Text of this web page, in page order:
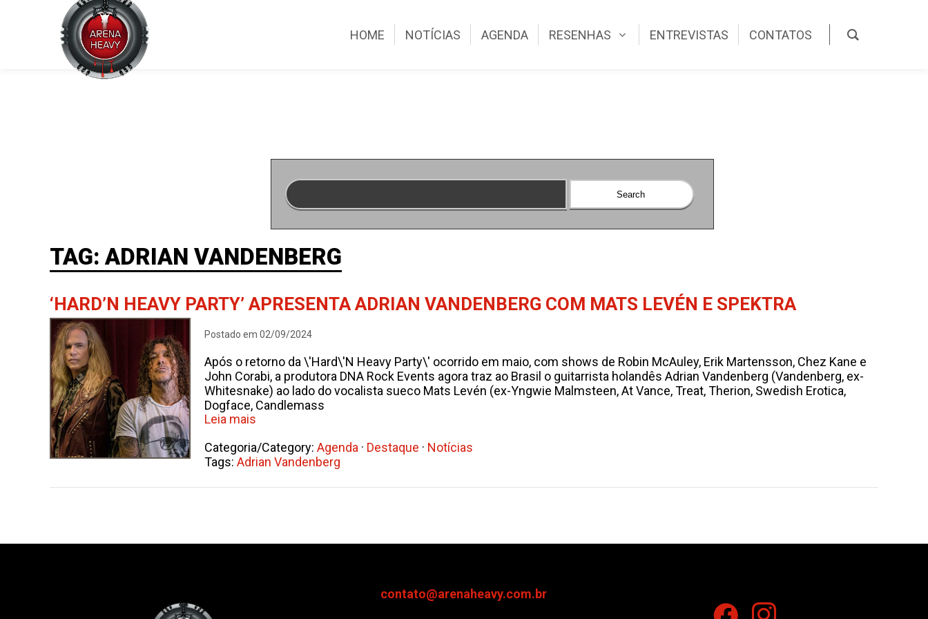
HOME NOTÍCIAS AGENDA RESENHAS ENTREVISTAS CONTATOS
TAG: ADRIAN VANDENBERG
‘HARD’N HEAVY PARTY’ APRESENTA ADRIAN VANDENBERG COM MATS LEVÉN E SPEKTRA
Postado em 02/09/2024
Após o retorno da \'Hard\'N Heavy Party\' ocorrido em maio, com shows de Robin McAuley, Erik Martensson, Chez Kane e
John Corabi, a produtora DNA Rock Events agora traz ao Brasil o guitarrista holandês Adrian Vandenberg (Vandenberg, ex-
Whitesnake) ao lado do vocalista sueco Mats Levén (ex-Yngwie Malmsteen, At Vance, Treat, Therion, Swedish Erotica,
Dogface, Candlemass
Leia mais
Categoria/Category: Agenda · Destaque · Notícias
Tags: Adrian Vandenberg
contato@arenaheavy.com.br